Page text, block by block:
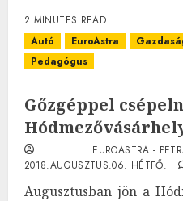
2 MINUTES READ
Autó
EuroAstra
Pedagógus
Gőzgéppel
EUROASTRA -
2018.AUGUSZTUS.06. HÉTFŐ.
Augusztusban jön a